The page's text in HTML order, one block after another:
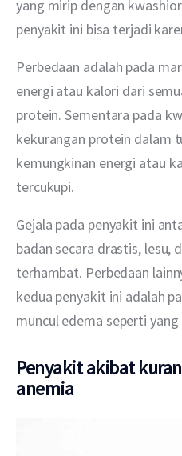
yang mirip dengan
penyakit ini bisa terjadi
Perbedaan adalah pada
energi atau kalori dari
protein. Sementara pada
kekurangan protein dalam
kemungkinan energi atau
tercukupi.
Gejala pada penyakit ini
badan secara drastis, lesu,
terhambat. Perbedaan
kedua penyakit ini adalah
muncul edema seperti
Penyakit akibat
anemia